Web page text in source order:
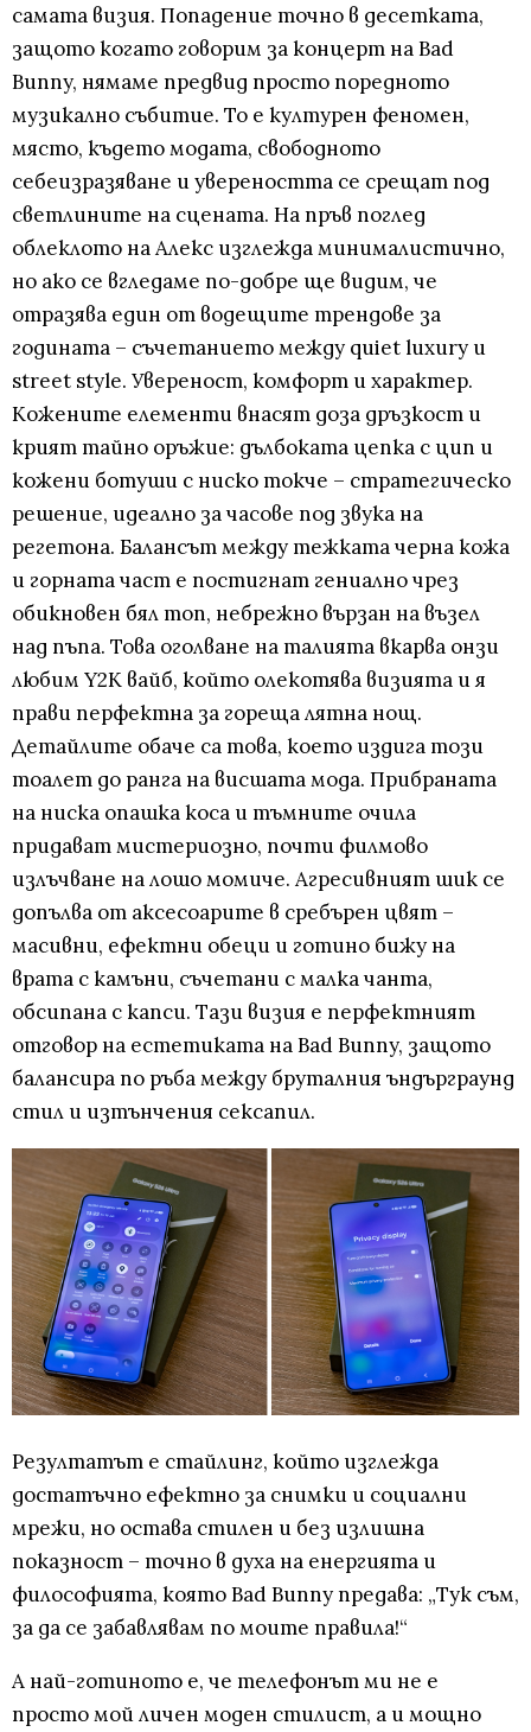
самата визия. Попадение точно в десетката,
защото когато говорим за концерт на Bad
Bunny, нямаме предвид просто поредното
музикално събитие. То е културен феномен,
място, където модата, свободното
себеизразяване и увереността се срещат под
светлините на сцената. На пръв поглед
облеклото на Алекс изглежда минималистично,
но ако се вгледаме по-добре ще видим, че
отразява един от водещите трендове за
годината – съчетанието между quiet luxury и
street style. Увереност, комфорт и характер.
Кожените елементи внасят доза дръзкост и
крият тайно оръжие: дълбоката цепка с цип и
кожени ботуши с ниско токче – стратегическо
решение, идеално за часове под звука на
регетона. Балансът между тежката черна кожа
и горната част е постигнат гениално чрез
обикновен бял топ, небрежно вързан на възел
над пъпа. Това оголване на талията вкарва онзи
любим Y2K вайб, който олекотява визията и я
прави перфектна за гореща лятна нощ.
Детайлите обаче са това, което издига този
тоалет до ранга на висшата мода. Прибраната
на ниска опашка коса и тъмните очила
придават мистериозно, почти филмово
излъчване на лошо момиче. Агресивният шик се
допълва от аксесоарите в сребърен цвят –
масивни, ефектни обеци и готино бижу на
врата с камъни, съчетани с малка чанта,
обсипана с капси. Тази визия е перфектният
отговор на естетиката на Bad Bunny, защото
балансира по ръба между бруталния ъндърграунд
стил и изтънчения сексапил.
Резултатът е стайлинг, който изглежда
достатъчно ефектно за снимки и социални
мрежи, но остава стилен и без излишна
показност – точно в духа на енергията и
философията, която Bad Bunny предава: „Тук съм,
за да се забавлявам по моите правила!“
А най-готиното е, че телефонът ми не е
просто мой личен моден стилист, а и мощно